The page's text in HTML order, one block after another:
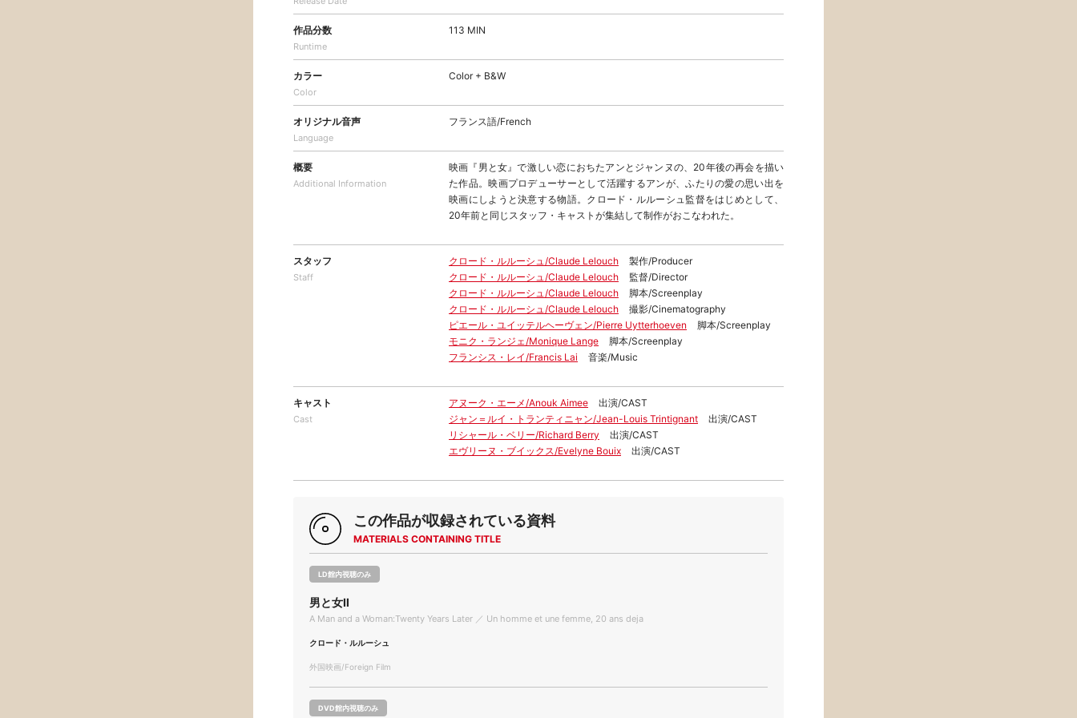
作品分数
Runtime
113 MIN
カラー
Color
Color + B&W
オリジナル音声
Language
フランス語/French
概要
Additional Information
映画『男と女』で激しい恋におちたアンとジャンヌの、20年後の再会を描い
た作品。映画プロデューサーとして活躍するアンが、ふたりの愛の思い出を
映画にしようと決意する物語。クロード・ルルーシュ監督をはじめとして、
20年前と同じスタッフ・キャストが集結して制作がおこなわれた。
スタッフ
Staff
クロード・ルルーシュ/Claude Lelouch
製作/Producer
クロード・ルルーシュ/Claude Lelouch
監督/Director
クロード・ルルーシュ/Claude Lelouch
脚本/Screenplay
クロード・ルルーシュ/Claude Lelouch
撮影/Cinematography
ピエール・ユイッテルヘーヴェン/Pierre Uytterhoeven
脚本/Screenplay
モニク・ランジェ/Monique Lange
脚本/Screenplay
フランシス・レイ/Francis Lai
音楽/Music
キャスト
Cast
アヌーク・エーメ/Anouk Aimee
出演/CAST
ジャン＝ルイ・トランティニャン/Jean-Louis Trintignant
出演/CAST
リシャール・ベリー/Richard Berry
出演/CAST
エヴリーヌ・ブイックス/Evelyne Bouix
出演/CAST
この作品が収録されている資料
MATERIALS CONTAINING TITLE
LD館内視聴のみ
男と女Ⅱ
A Man and a Woman:Twenty Years Later ／ Un homme et une femme, 20 ans deja
クロード・ルルーシュ
外国映画/Foreign Film
DVD館内視聴のみ